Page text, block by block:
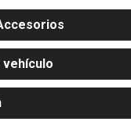
vehículo